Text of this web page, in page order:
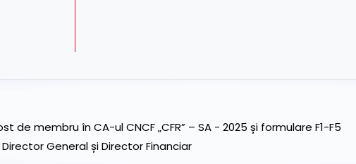
membru în CA-ul CNCF „CFR” – SA - 2025 și formulare F1-F5
General și Director Financiar